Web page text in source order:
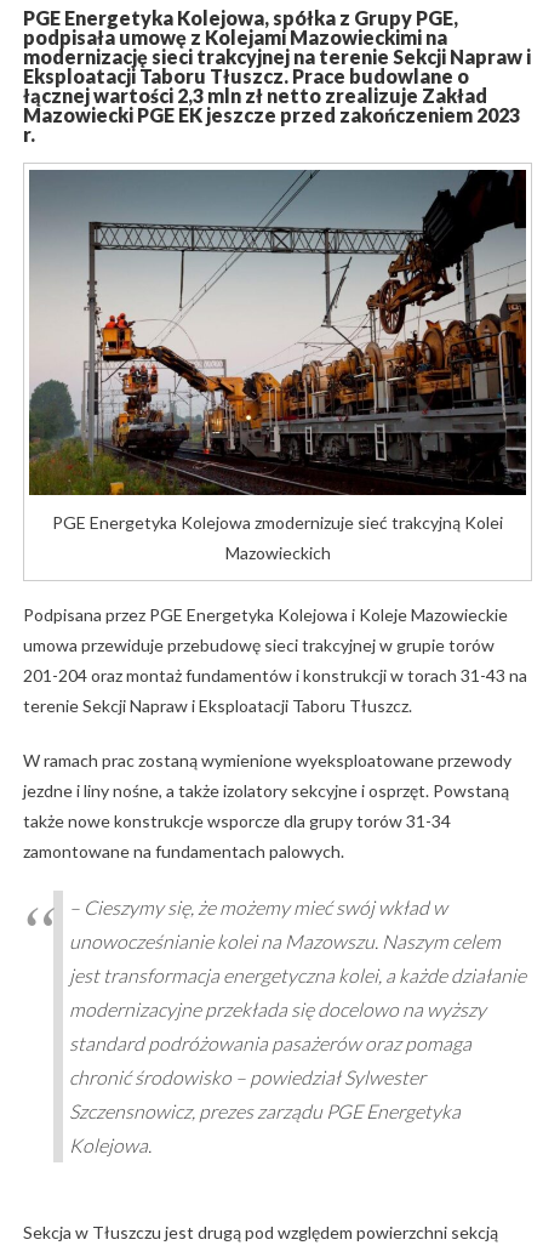
PGE Energetyka Kolejowa, spółka z Grupy PGE,
podpisała umowę z Kolejami Mazowieckimi na
modernizację sieci trakcyjnej na terenie Sekcji Napraw i
Eksploatacji Taboru Tłuszcz. Prace budowlane o
łącznej wartości 2,3 mln zł netto zrealizuje Zakład
Mazowiecki PGE EK jeszcze przed zakończeniem 2023
r.
PGE Energetyka Kolejowa zmodernizuje sieć trakcyjną Kolei
Mazowieckich
Podpisana przez PGE Energetyka Kolejowa i Koleje Mazowieckie
umowa przewiduje przebudowę sieci trakcyjnej w grupie torów
201-204 oraz montaż fundamentów i konstrukcji w torach 31-43 na
terenie Sekcji Napraw i Eksploatacji Taboru Tłuszcz.
W ramach prac zostaną wymienione wyeksploatowane przewody
jezdne i liny nośne, a także izolatory sekcyjne i osprzęt. Powstaną
także nowe konstrukcje wsporcze dla grupy torów 31-34
zamontowane na fundamentach palowych.
– Cieszymy się, że możemy mieć swój wkład w
unowocześnianie kolei na Mazowszu. Naszym celem
jest transformacja energetyczna kolei, a każde działanie
modernizacyjne przekłada się docelowo na wyższy
standard podróżowania pasażerów oraz pomaga
chronić środowisko – powiedział Sylwester
Szczensnowicz, prezes zarządu PGE Energetyka
Kolejowa.
Sekcja w Tłuszczu jest drugą pod względem powierzchni sekcją